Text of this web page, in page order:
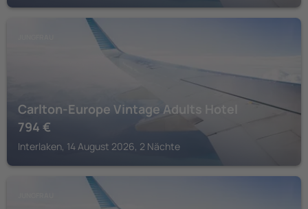
Carlton-Europe Vintage Adults Hotel
794 €
Interlaken, 14 August 2026, 2 Nächte